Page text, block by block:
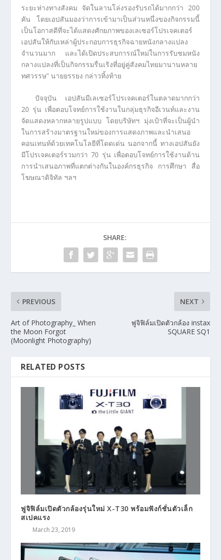
ระยะห่างทางสังคม จัดในลานโล่งรองรับรถได้มากกว่า 200
คัน โดยเอปสันมองว่าการเข้ามาเป็นส่วนหนึ่งของกิจกรรมนี้
เป็นโอกาสดีที่จะได้แสดงศักยภาพของเลเซอร์โปรเจคเตอร์
เอปสันให้กับเหล่าผู้ประกอบการธุรกิจฉายหนังกลางแปลง
จำนวนมาก และได้เปิดประสบการณ์ใหม่ในการรับชมหนัง
กลางแปลงที่เป็นกิจกรรมรื่นเริงที่อยู่คู่สังคมไทยมานานหลาย
ทศวรรษ” นายยรรยง กล่าวทิ้งท้าย
ปัจจุบัน เอปสันมีเลเซอร์โปรเจคเตอร์ในตลาดมากกว่า
20 รุ่น เพื่อตอบโจทย์การใช้งานในกลุ่มธุรกิจอีเวนท์และงาน
จัดแสดงหลากหลายรูปแบบ โดยบริษัทฯ มุ่งเป้าที่จะเป็นผู้นำ
ในการสร้างมาตรฐานใหม่ของการแสดงภาพและนำเสนอ
คอนเทนท์ด้วยเทคโนโลยีที่โดดเด่น นอกจากนี้ ทางเอปสันยัง
มีโปรเจคเตอร์รวมกว่า 70 รุ่น เพื่อตอบโจทย์การใช้งานด้าน
การนำเสนอภาพที่แตกต่างกันในองค์กรธุรกิจ การศึกษา สื่อ
โฆษณาดิจิทัล ฯลฯ
SHARE:
PREVIOUS
Art of Photography_ When
the Moon Forgot
(Moonlight Photography)
NEXT
ฟูจิฟิล์มเปิดตัวกล้อง instax
SQUARE SQ1
RELATED POSTS
ฟูจิฟิล์มเปิดตัวกล้องรุ่นใหม่ X-T30 พร้อมฟังก์ชั่นตัวเล็ก
สเปคแรง
March 23, 2019